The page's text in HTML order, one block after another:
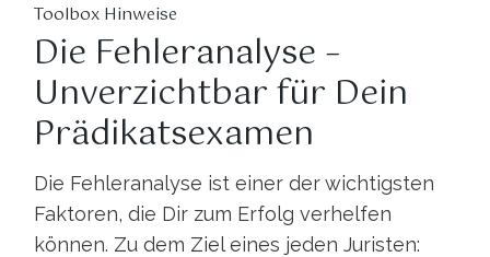
Toolbox Hinweise
Die Fehleranalyse –
Unverzichtbar für Dein
Prädikatsexamen
Die Fehleranalyse ist einer der wichtigsten
Faktoren, die Dir zum Erfolg verhelfen
können. Zu dem Ziel eines jeden Juristen: